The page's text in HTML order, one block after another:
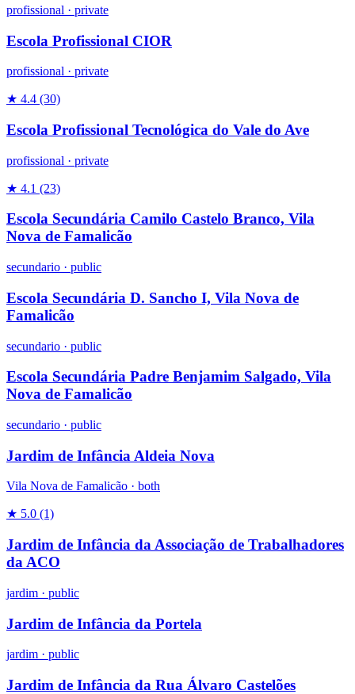
profissional · private
Escola Profissional CIOR
profissional · private
★ 4.4 (30)
Escola Profissional Tecnológica do Vale do Ave
profissional · private
★ 4.1 (23)
Escola Secundária Camilo Castelo Branco, Vila
Nova de Famalicão
secundario · public
Escola Secundária D. Sancho I, Vila Nova de
Famalicão
secundario · public
Escola Secundária Padre Benjamim Salgado, Vila
Nova de Famalicão
secundario · public
Jardim de Infância Aldeia Nova
Vila Nova de Famalicão · both
★ 5.0 (1)
Jardim de Infância da Associação de Trabalhadores
da ACO
jardim · public
Jardim de Infância da Portela
jardim · public
Jardim de Infância da Rua Álvaro Castelões